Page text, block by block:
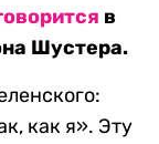
в
Шустера.
как я». Эту